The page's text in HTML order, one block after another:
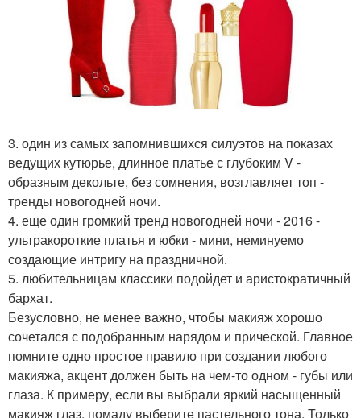
3. один из самых запомнившихся силуэтов на показах
ведущих кутюрье, длинное платье с глубоким V -
образным декольте, без сомнения, возглавляет топ -
тренды новогодней ночи.
4. еще один громкий тренд новогодней ночи - 2016 -
ультракороткие платья и юбки - мини, неминуемо
создающие интригу на праздничной.
5. любительницам классики подойдет и аристократичный
бархат.
Безусловно, не менее важно, чтобы макияж хорошо
сочетался с подобранным нарядом и прической. Главное
помните одно простое правило при создании любого
макияжа, акцент должен быть на чем-то одном - губы или
глаза. К примеру, если вы выбрали яркий насыщенный
макияж глаз, помаду выберите пастельного тона. Только